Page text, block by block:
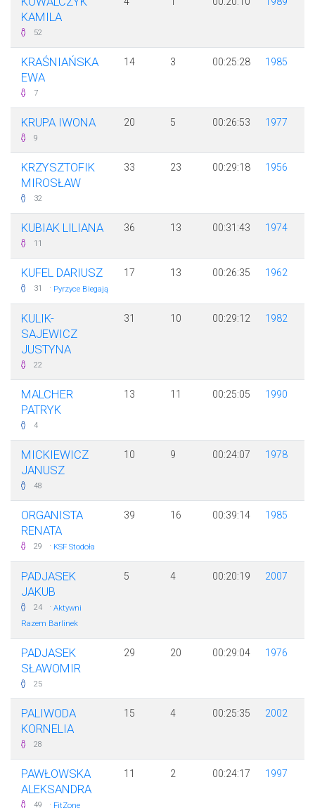
KAMILA
52
KRAŚNIAŃSKA
EWA
7
14 3 00:25:28 1985
KRUPA IWONA
9
20 5 00:26:53 1977
KRZYSZTOFIK
MIROSŁAW
32
33 23 00:29:18 1956
KUBIAK LILIANA
11
36 13 00:31:43 1974
KUFEL DARIUSZ
31 · Pyrzyce Biegają
17 13 00:26:35 1962
KULIK-
SAJEWICZ
JUSTYNA
22
31 10 00:29:12 1982
MALCHER
PATRYK
4
13 11 00:25:05 1990
MICKIEWICZ
JANUSZ
48
10 9 00:24:07 1978
ORGANISTA
RENATA
29 · KSF Stodoła
39 16 00:39:14 1985
PADJASEK
JAKUB
24 · Aktywni
Razem Barlinek
5 4 00:20:19 2007
PADJASEK
SŁAWOMIR
25
29 20 00:29:04 1976
PALIWODA
KORNELIA
28
15 4 00:25:35 2002
PAWŁOWSKA
ALEKSANDRA
49 · FitZone
11 2 00:24:17 1997